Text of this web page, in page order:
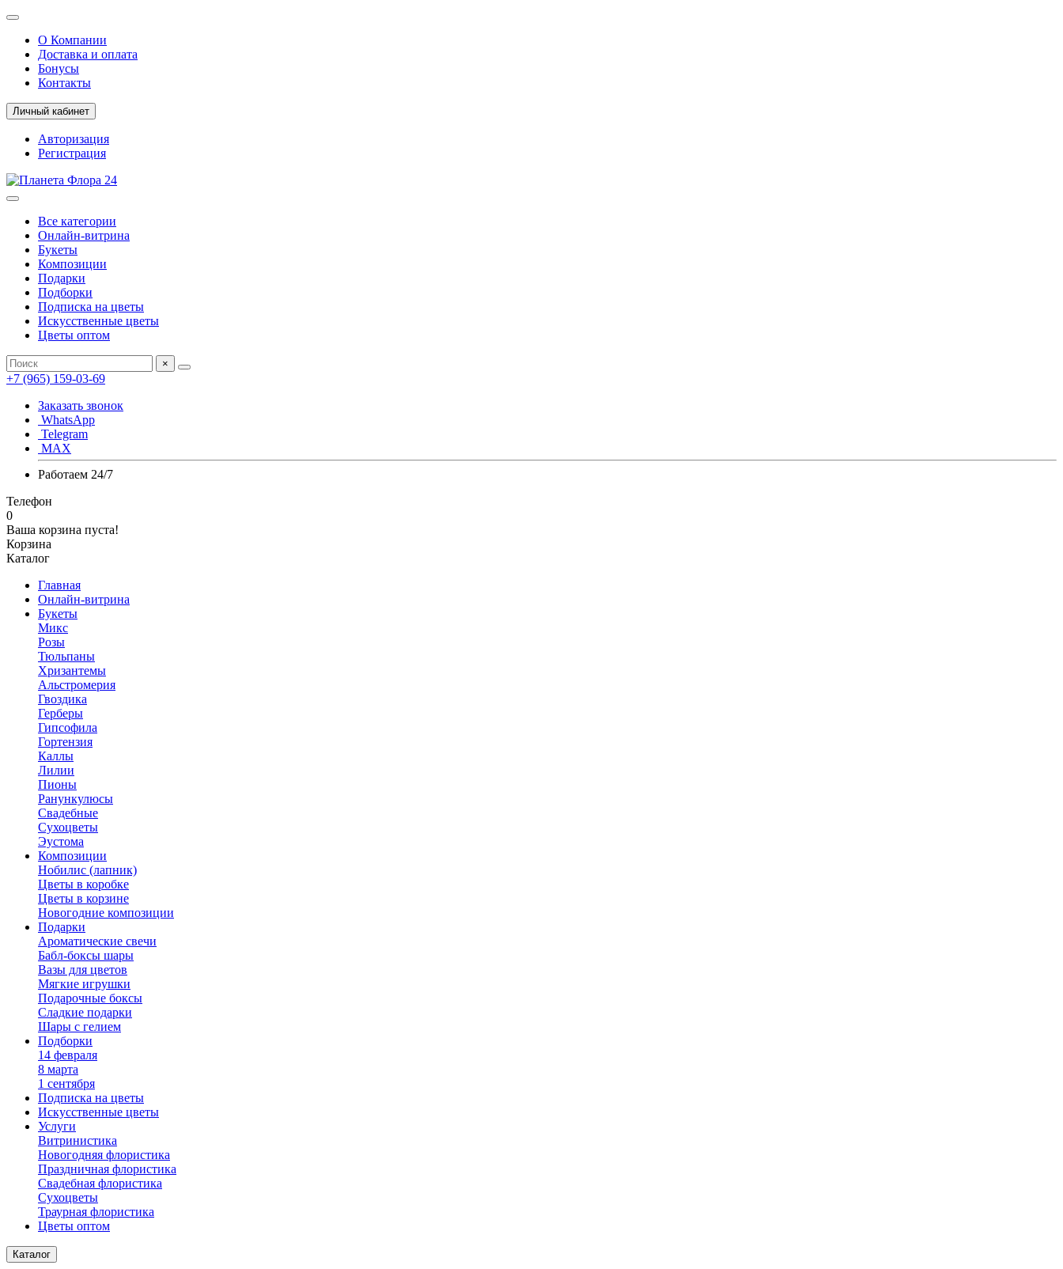
О Компании
Доставка и оплата
Бонусы
Контакты
Личный кабинет
Авторизация
Регистрация
Все категории
Онлайн-витрина
Букеты
Композиции
Подарки
Подборки
Подписка на цветы
Искусственные цветы
Цветы оптом
×
+7 (965) 159-03-69
Заказать звонок
WhatsApp
Telegram
MAX
Работаем 24/7
Телефон
0
Ваша корзина пуста!
Корзина
Каталог
Главная
Онлайн-витрина
Букеты
Микс
Розы
Тюльпаны
Хризантемы
Альстромерия
Гвоздика
Герберы
Гипсофила
Гортензия
Каллы
Лилии
Пионы
Ранункулюсы
Свадебные
Сухоцветы
Эустома
Композиции
Нобилис (лапник)
Цветы в коробке
Цветы в корзине
Новогодние композиции
Подарки
Ароматические свечи
Бабл-боксы шары
Вазы для цветов
Мягкие игрушки
Подарочные боксы
Сладкие подарки
Шары с гелием
Подборки
14 февраля
8 марта
1 сентября
Подписка на цветы
Искусственные цветы
Услуги
Витринистика
Новогодняя флористика
Праздничная флористика
Свадебная флористика
Сухоцветы
Траурная флористика
Цветы оптом
Каталог